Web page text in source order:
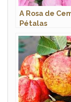
A Rosa de
Pétalas